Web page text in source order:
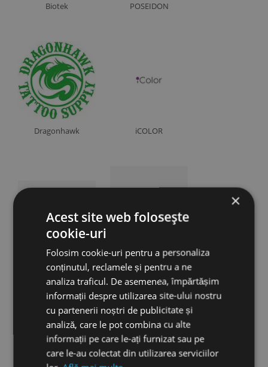
Faces
iColor
Intuitive
Mast
Mastor
Med+
Microbeau
NUE
Thunderload Power
Zebra
AFISEAZA TOATE
Stilou
Stilou cu baterie
Wireless
Biotek POSEIDON
​Dragonhawk iCOLOR
BIOMASER THUNDERLORD
×
Acest site web folosește
cookie-uri
Folosim cookie-uri pentru a personaliza
conținutul, reclamele și pentru a ne
analiza traficul. De asemenea, împărtășim
informații despre utilizarea site-ului nostru
cu partenerii noștri de publicitate și
analiză, care le pot combina cu alte
informații pe care le-ați furnizat sau pe
care le-au colectat din utilizarea serviciilor